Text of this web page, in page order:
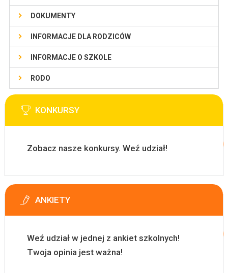
DOKUMENTY
INFORMACJE DLA RODZICÓW
INFORMACJE O SZKOLE
RODO
KONKURSY
Zobacz nasze konkursy. Weź udział!
ANKIETY
Weź udział w jednej z ankiet szkolnych!
Twoja opinia jest ważna!